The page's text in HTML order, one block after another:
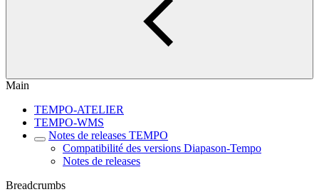
Main
TEMPO-ATELIER
TEMPO-WMS
Notes de releases TEMPO
Compatibilité des versions Diapason-Tempo
Notes de releases
Breadcrumbs